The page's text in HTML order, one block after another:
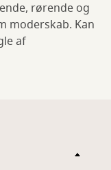
rørende og
moderskab. Kan
af